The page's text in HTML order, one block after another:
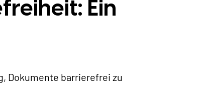
Ein
Dokumente barrierefrei zu